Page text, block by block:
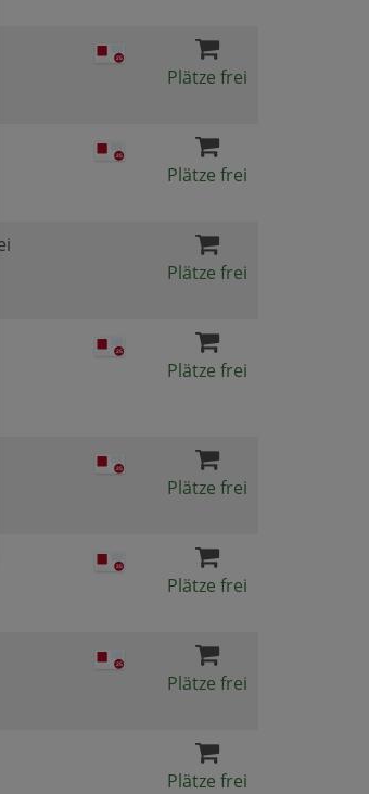
Plätze frei
Plätze frei
Plätze frei
Plätze frei
Plätze frei
Plätze frei
Plätze frei
Plätze frei